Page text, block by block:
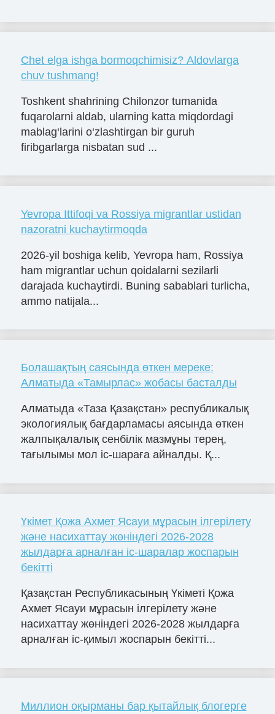
Chet elga ishga bormoqchimisiz? Aldovlarga
chuv tushmang!
Toshkent shahrining Chilonzor tumanida
fuqarolarni aldab, ularning katta miqdordagi
mablag‘larini o‘zlashtirgan bir guruh
firibgarlarga nisbatan sud ...
Yevropa Ittifoqi va Rossiya migrantlar ustidan
nazoratni kuchaytirmoqda
2026-yil boshiga kelib, Yevropa ham, Rossiya
ham migrantlar uchun qoidalarni sezilarli
darajada kuchaytirdi. Buning sabablari turlicha,
ammo natijala...
Болашақтың саясында өткен мереке:
Алматыда «Тамырлас» жобасы басталды
Алматыда «Таза Қазақстан» республикалық
экологиялық бағдарламасы аясында өткен
жалпықалалық сенбілік мазмұны терең,
тағылымы мол іс-шараға айналды. Қ...
Үкімет Қожа Ахмет Ясауи мұрасын ілгерілету
және насихаттау жөніндегі 2026-2028
жылдарға арналған іс-шаралар жоспарын
бекітті
Қазақстан Республикасының Үкіметі Қожа
Ахмет Ясауи мұрасын ілгерілету және
насихаттау жөніндегі 2026-2028 жылдарға
арналған іс-қимыл жоспарын бекітті...
Миллион оқырманы бар қытайлық блогерге